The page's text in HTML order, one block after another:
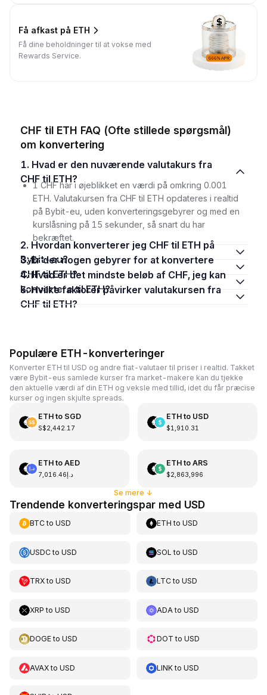
Få afkast på ETH
Få dine beholdninger til at vokse med
Rewards Service.
CHF til ETH FAQ (Ofte stillede spørgsmål)
om konvertering
1. Hvad er den nuværende valutakurs fra
CHF til ETH?
1 CHF har i øjeblikket en værdi på omkring 0.001
ETH. Valutakursen fra CHF til ETH opdateres i realtid
på Bybit-eu, uden konverteringsgebyrer og med en
kurslåsning på 15 sekunder, så snart du har
bekræftet.
2. Hvordan konverterer jeg CHF til ETH på
Bybit-eu?
3. Er der nogen gebyrer for at konvertere
CHF til ETH?
4. Hvad er det mindste beløb af CHF, jeg kan
konvertere til ETH?
5. Hvilke faktorer påvirker valutakursen fra
CHF til ETH?
Populære ETH-konverteringer
Konverter ETH til USD og andre fiat-valutaer til priser i realtid. Takket
være Bybit-eus samlede kurser fra market-makere kan du tjekke
den aktuelle værdi af din ETH og veksle med tillid, idet du får præcise
kurser og ingen skjulte spreads.
ETHto SGD
S$2,442.17
ETHto USD
$1,910.31
ETHto AED
د.إ7,016.46
ETHto ARS
$2,863,996
Se mere ↓
Trendende konverteringspar med USD
BTCto USD ETH toUSD
USDCto USD SOL toUSD
TRXto USD LTCtoUSD
XRP to USD ADA toUSD
DOGEto USD DOT toUSD
AVAXto USD LINKtoUSD